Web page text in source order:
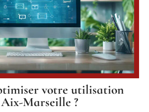
votre utilisation
Marseille ?